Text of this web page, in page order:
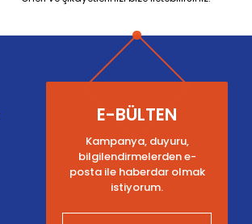
E-BÜLTEN
Kampanya, duyuru,
bilgilendirmelerden e-
posta ile haberdar olmak
istiyorum.